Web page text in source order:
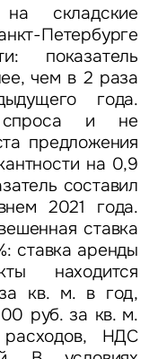
складские
Петербурге
показатель
чем в 2 раза
года.
и не
предложения
на 0,9
составил
2021 года.
ставка
ставка аренды
находится
кв. м. в год,
руб. за кв. м.
НДС